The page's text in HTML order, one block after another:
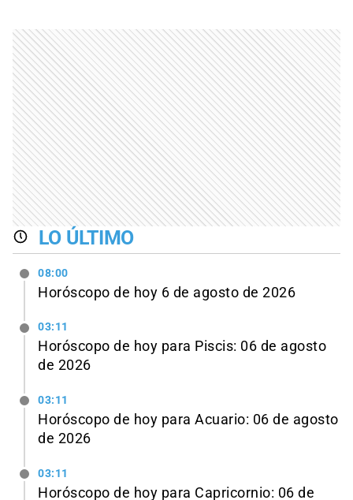
LO ÚLTIMO
08:00
Horóscopo de hoy 6 de agosto de 2026
03:11
Horóscopo de hoy para Piscis: 06 de agosto
de 2026
03:11
Horóscopo de hoy para Acuario: 06 de agosto
de 2026
03:11
Horóscopo de hoy para Capricornio: 06 de